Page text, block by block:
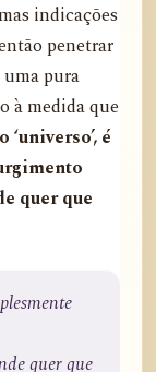
indicações
penetrar
pura
à medida que
é
quer que
quer que